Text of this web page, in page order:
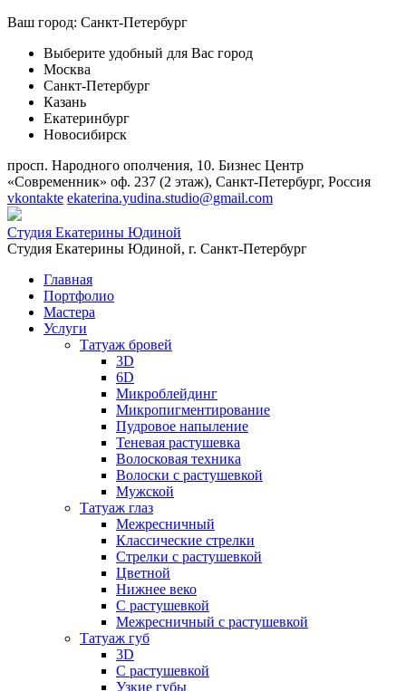
Ваш город: Санкт-Петербург
Выберите удобный для Вас город
Москва
Санкт-Петербург
Казань
Екатеринбург
Новосибирск
просп. Народного ополчения, 10. Бизнес Центр
«Современник» оф. 237 (2 этаж), Санкт-Петербург, Россия
vkontakte ekaterina.yudina.studio@gmail.com
Студия Екатерины Юдиной
Студия Екатерины Юдиной, г. Санкт-Петербург
Главная
Портфолио
Мастера
Услуги
Татуаж бровей
3D
6D
Микроблейдинг
Микропигментирование
Пудровое напыление
Теневая растушевка
Волосковая техника
Волоски с растушевкой
Мужской
Татуаж глаз
Межресничный
Классические стрелки
Стрелки с растушевкой
Цветной
Нижнее веко
С растушевкой
Межресничный с растушевкой
Татуаж губ
3D
С растушевкой
Узкие губы